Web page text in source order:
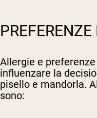
Allergie e
influenzare la
pisello e mandorla.
sono: